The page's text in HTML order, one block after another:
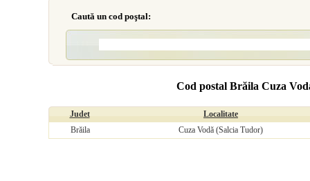
Caută un cod poştal:
Cod postal Brăila Cuza
Judet
Localitate
Brăila
Cuza Vodă (Salcia Tudor)